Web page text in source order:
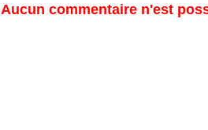
Aucun commentaire n'est